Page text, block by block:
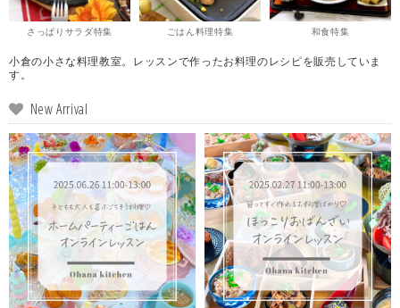
さっぱりサラダ特集 ごはん料理特集 和食特集
小倉の小さな料理教室。レッスンで作ったお料理のレシピを販売していま
す。
New Arrival